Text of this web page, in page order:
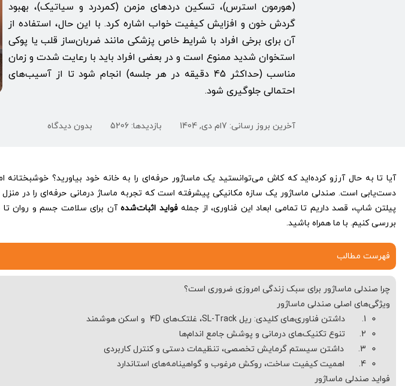
(هورمون استرس)، تسکین دردهای مزمن (کمردرد و سیاتیک)، بهبود
گردش خون و افزایش کیفیت خواب اشاره کرد. با این حال، استفاده از
آن برای برخی افراد با شرایط خاص پزشکی مانند ضربان‌ساز قلب یا پوکی
استخوان شدید ممنوع است و در بعضی افراد باید با رعایت شدت و زمان
مناسب (حداکثر 45 دقیقه در هر جلسه) انجام شود تا از آسیب‌های
احتمالی جلوگیری شود.
آخرین بروز رسانی: 7ام دی, 1404 بازدیدها: 5206 بدون دیدگاهon
صندلی
ماساژور
بیشتر
آشنا
آیا تا به حال آرزو کرده‌اید که کاش می‌توانستید یک ماساژور حرفه‌ای را به خانه خود بیاورید؟ خوشبختانه
دست‌یابی است. صندلی ماساژور یک سازه مکانیکی پیشرفته است که تجربه ماساژ درمانی حرفه‌ای را در
پیلتن شاپ، قصد داریم تا تمامی ابعاد این فناوری، از جملهفواید اثبات‌شدهآن برای سلامت جسم و روان تا
بررسی کنیم. با ما همراه باشید.
فهرست مطالب
چرا صندلی ماساژور برای سبک زندگی امروزی ضروری است؟
ویژگی‌های اصلی صندلی ماساژور
1. داشتن فناوری‌های کلیدی: ریل SL-Track، غلتک‌های 4D و اسکن هوشمند
2. تنوع تکنیک‌های درمانی و پوشش جامع اندام‌ها
3. داشتن سیستم گرمایش تخصصی، تنظیمات دستی و کنترل کاربردی
4. اهمیت کیفیت ساخت، روکش مرغوب و گواهینامه‌های استاندارد
فواید صندلی ماساژور